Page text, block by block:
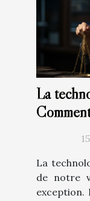
La
La
de notre
exception.